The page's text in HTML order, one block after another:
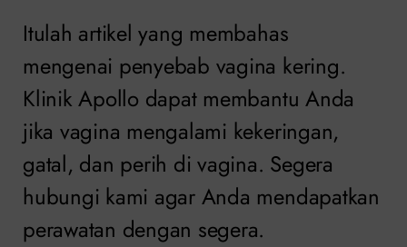
Itulah artikel yang membahas
mengenai penyebab vagina kering.
Klinik Apollo dapat membantu Anda
jika vagina mengalami kekeringan,
gatal, dan perih di vagina. Segera
hubungi kami agar Anda mendapatkan
perawatan dengan segera.